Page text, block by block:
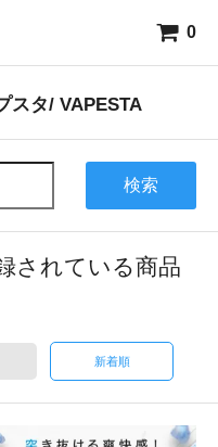
0
スタ/ VAPESTA
検索
されている商品
新着順